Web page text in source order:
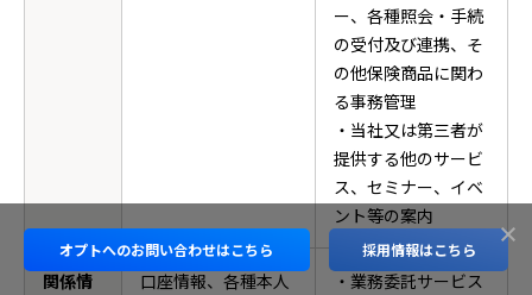
ー、各種照会・手続
の受付及び連携、そ
の他保険商品に関わ
る事務管理
・当社又は第三者が
提供する他のサービ
ス、セミナー、イベ
ント等の案内
関係情 口座情報、各種本人 ・業務委託サービス
オプトへのお問い合わせはこちら 採用情報はこちら